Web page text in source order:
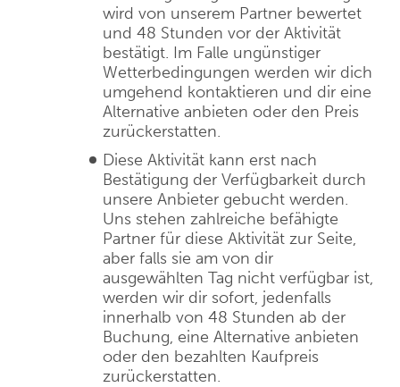
wird von unserem Partner bewertet
und 48 Stunden vor der Aktivität
bestätigt. Im Falle ungünstiger
Wetterbedingungen werden wir dich
umgehend kontaktieren und dir eine
Alternative anbieten oder den Preis
zurückerstatten.
Diese Aktivität kann erst nach
Bestätigung der Verfügbarkeit durch
unsere Anbieter gebucht werden.
Uns stehen zahlreiche befähigte
Partner für diese Aktivität zur Seite,
aber falls sie am von dir
ausgewählten Tag nicht verfügbar ist,
werden wir dir sofort, jedenfalls
innerhalb von 48 Stunden ab der
Buchung, eine Alternative anbieten
oder den bezahlten Kaufpreis
zurückerstatten.